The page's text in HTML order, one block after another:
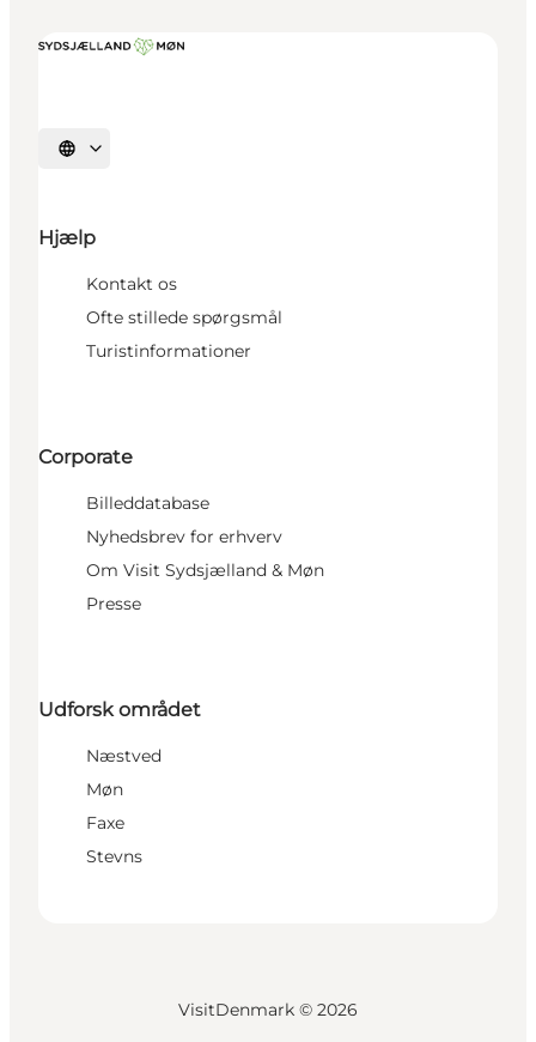
Vælg sprog
Hjælp
Kontakt os
Ofte stillede spørgsmål
Turistinformationer
Corporate
Billeddatabase
Nyhedsbrev for erhverv
Om Visit Sydsjælland & Møn
Presse
Udforsk området
Næstved
Møn
Faxe
Stevns
VisitDenmark © 2026